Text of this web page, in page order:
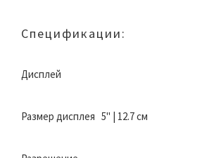
Спецификации:
Дисплей
Размер дисплея 5" | 12.7 см